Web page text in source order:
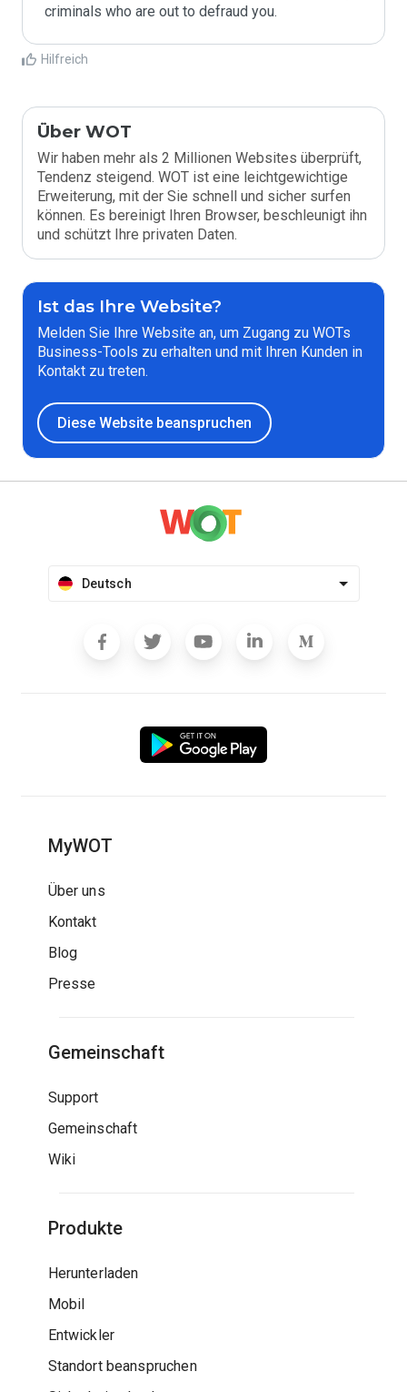
criminals who are out to defraud you.
Hilfreich
Über WOT
Wir haben mehr als 2 Millionen Websites überprüft,
Tendenz steigend. WOT ist eine leichtgewichtige
Erweiterung, mit der Sie schnell und sicher surfen
können. Es bereinigt Ihren Browser, beschleunigt ihn
und schützt Ihre privaten Daten.
Ist das Ihre Website?
Melden Sie Ihre Website an, um Zugang zu WOTs
Business-Tools zu erhalten und mit Ihren Kunden in
Kontakt zu treten.
Diese Website beanspruchen
Deutsch
MyWOT
Über uns
Kontakt
Blog
Presse
Gemeinschaft
Support
Gemeinschaft
Wiki
Produkte
Herunterladen
Mobil
Entwickler
Standort beanspruchen